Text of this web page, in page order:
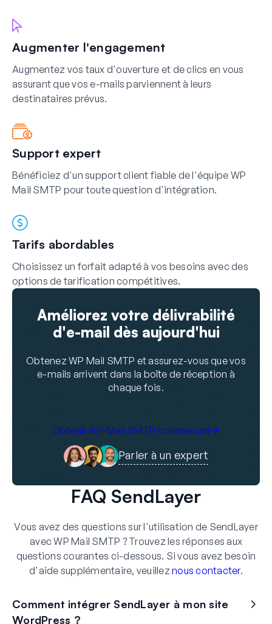
Augmenter l'engagement
Augmentez vos taux d'ouverture et de clics en vous
assurant que vos e-mails parviennent à leurs
destinataires prévus.
Support expert
Bénéficiez d'un support client fiable de l'équipe WP
Mail SMTP pour toute question d'intégration.
Tarifs abordables
Choisissez un forfait adapté à vos besoins avec des
options de tarification compétitives.
Améliorez votre délivrabilité
d'e-mail dès aujourd'hui
Obtenez WP Mail SMTP et assurez-vous que vos
e-mails arrivent dans la boîte de réception à
chaque fois.
Obtenir WP Mail SMTP maintenant
Parler à un expert
FAQ SendLayer
Vous avez des questions sur l'utilisation de SendLayer
avec WP Mail SMTP ? Trouvez les réponses aux
questions courantes ci-dessous. Si vous avez besoin
d'aide supplémentaire, veuilleznous contacter.
Comment intégrer SendLayer à mon site
WordPress ?